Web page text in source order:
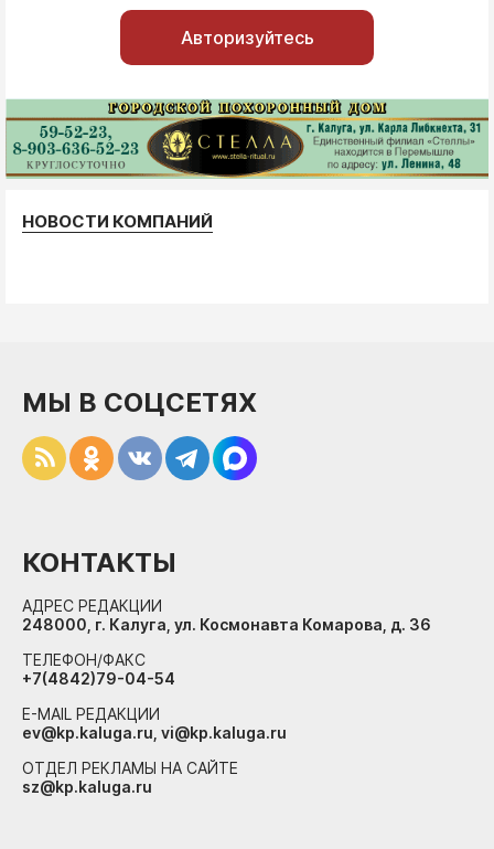
Авторизуйтесь
НОВОСТИ КОМПАНИЙ
МЫ В СОЦСЕТЯХ
КОНТАКТЫ
АДРЕС РЕДАКЦИИ
248000, г. Калуга, ул. Космонавта Комарова, д. 36
ТЕЛЕФОН/ФАКС
+7(4842)79-04-54
E-MAIL РЕДАКЦИИ
ev@kp.kaluga.ru, vi@kp.kaluga.ru
ОТДЕЛ РЕКЛАМЫ НА САЙТЕ
sz@kp.kaluga.ru